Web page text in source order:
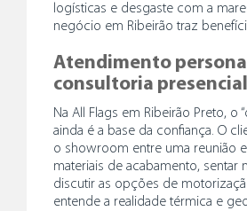
logísticas e desgaste com a
negócio em Ribeirão traz
Atendimento
consultoria presencial
Na All Flags em Ribeirão Preto, o
ainda é a base da confiança. O
o showroom entre uma reunião
materiais de acabamento, sentar
discutir as opções de
entende a realidade térmica e